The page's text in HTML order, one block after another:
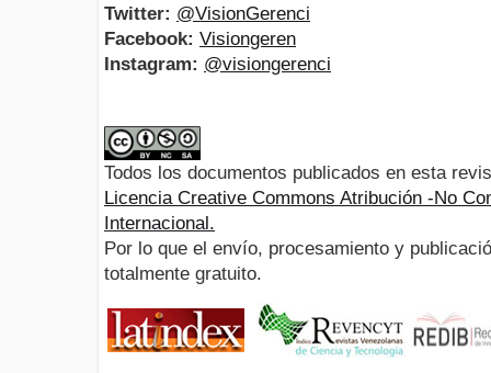
Twitter: @VisionGerenci
Facebook: Visiongeren
Instagram: @visiongerenci
Todos los documentos publicados en esta
Licencia Creative Commons Atribución -No
Internacional.
Por lo que el envío, procesamiento y
totalmente gratuito.